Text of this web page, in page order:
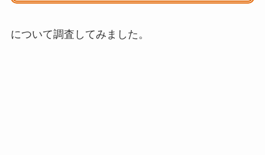
について調査してみました。